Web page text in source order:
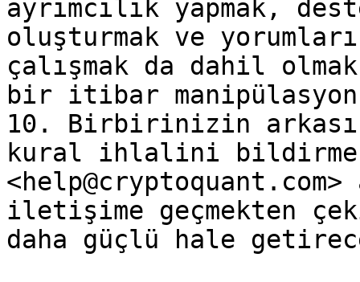
ayrımcılık yapmak,
oluşturmak ve
çalışmak da dahil
bir itibar
10. Birbirinizin
kural ihlalini
iletişime geçmekten
daha güçlü hale